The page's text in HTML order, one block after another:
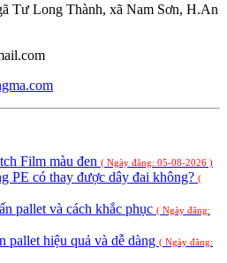
Tư Long Thành, xã Nam Sơn, H.An
Film màu đen ( Ngày đăng: 05-08-2026 )
PE có thay được dây đai không? (
pallet và cách khắc phục ( Ngày đăng:
pallet hiệu quả và dễ dàng ( Ngày đăng: